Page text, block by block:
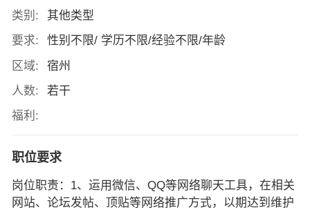
类别:
其他类型
要求:
性别不限/ 学历不限/经验不限/年龄
区域:
宿州
人数:
若干
福利:
职位要求
岗位职责：1、运用微信、QQ等网络聊天工具，在相关
网站、论坛发帖、顶贴等网络推广方式，以期达到维护